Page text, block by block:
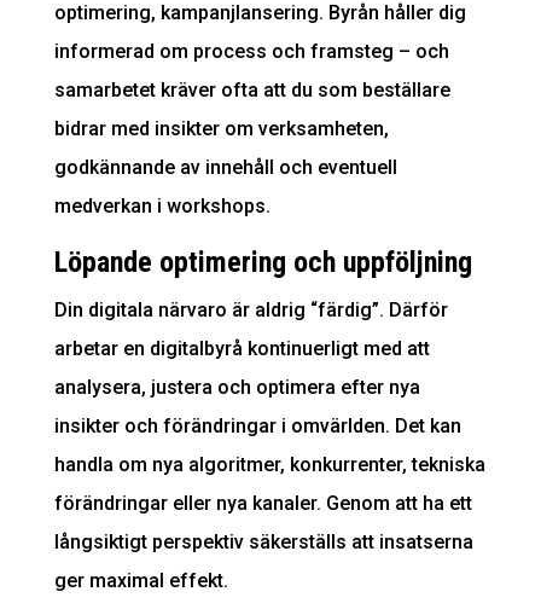
optimering, kampanjlansering. Byrån håller dig
informerad om process och framsteg – och
samarbetet kräver ofta att du som beställare
bidrar med insikter om verksamheten,
godkännande av innehåll och eventuell
medverkan i workshops.
Löpande optimering och uppföljning
Din digitala närvaro är aldrig “färdig”. Därför
arbetar en digitalbyrå kontinuerligt med att
analysera, justera och optimera efter nya
insikter och förändringar i omvärlden. Det kan
handla om nya algoritmer, konkurrenter, tekniska
förändringar eller nya kanaler. Genom att ha ett
långsiktigt perspektiv säkerställs att insatserna
ger maximal effekt.